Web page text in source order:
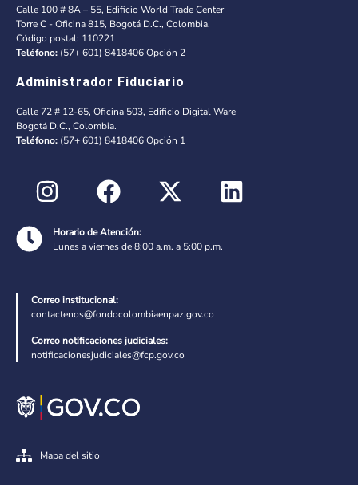
Calle 100 # 8A – 55, Edificio World Trade Center
Torre C - Oficina 815, Bogotá D.C., Colombia.
Código postal: 110221
Teléfono: (57+ 601) 8418406 Opción 2
Administrador Fiduciario
Calle 72 # 12-65, Oficina 503, Edificio Digital Ware
Bogotá D.C., Colombia.
Teléfono: (57+ 601) 8418406 Opción 1
Horario de Atención:
Lunes a viernes de 8:00 a.m. a 5:00 p.m.
Correo institucional:
contactenos@fondocolombiaenpaz.gov.co
Correo notificaciones judiciales:
notificacionesjudiciales@fcp.gov.co
Mapa del sitio